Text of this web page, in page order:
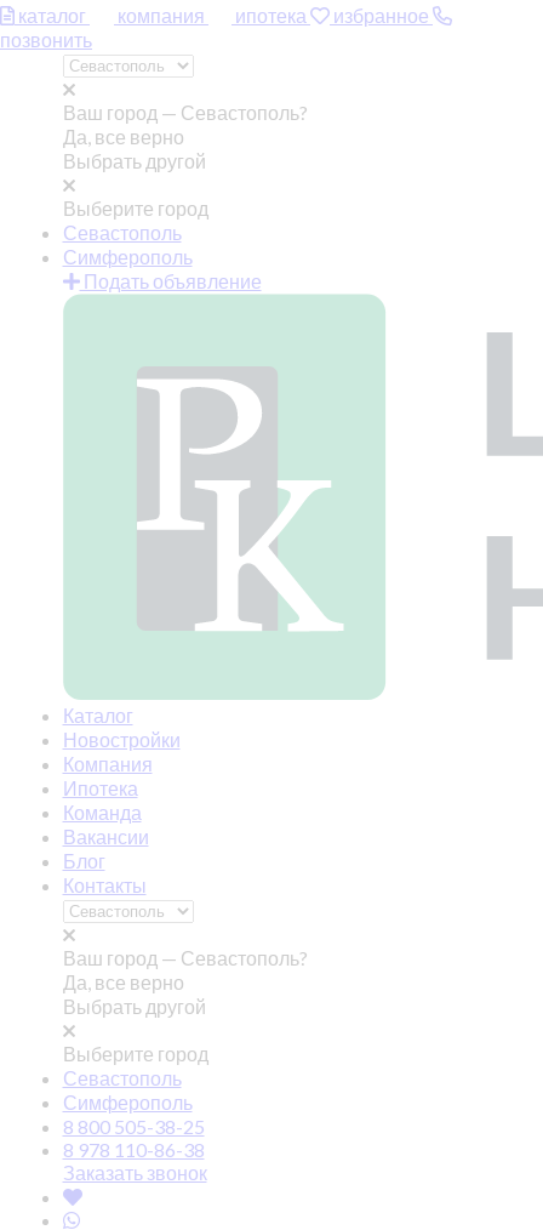
каталог компания ипотека
избранное
позвонить
Ваш город — Севастополь?
Да, все верно
Выбрать другой
Выберите город
Севастополь
Симферополь
Подать объявление
Каталог
Новостройки
Компания
Ипотека
Команда
Вакансии
Блог
Контакты
Ваш город — Севастополь?
Да, все верно
Выбрать другой
Выберите город
Севастополь
Симферополь
8 800 505-38-25
8 978 110-86-38
Заказать звонок